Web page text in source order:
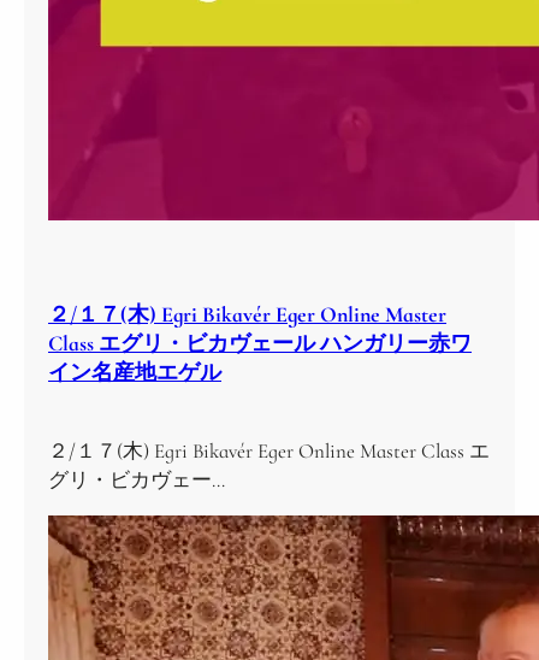
２/１７(木) Egri Bikavér Eger Online Master
Class エグリ・ビカヴェール ハンガリー赤ワ
イン名産地エゲル
２/１７(木) Egri Bikavér Eger Online Master Class エ
グリ・ビカヴェー…